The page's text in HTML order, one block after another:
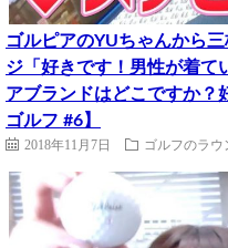
ゴルピアのYUちゃんから
ジ「好きです！男性が着て
アブランドはどこですか？
ゴルフ #6】
2018年11月7日 ゴルフのラウ